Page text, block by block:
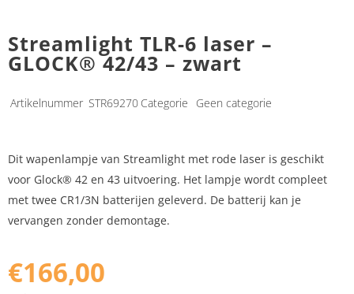
Streamlight TLR-6 laser –
GLOCK® 42/43 – zwart
Artikelnummer STR69270 Categorie Geen categorie
Dit wapenlampje van Streamlight met rode laser is geschikt
voor Glock® 42 en 43 uitvoering. Het lampje wordt compleet
met twee CR1/3N batterijen geleverd. De batterij kan je
vervangen zonder demontage.
€166,00